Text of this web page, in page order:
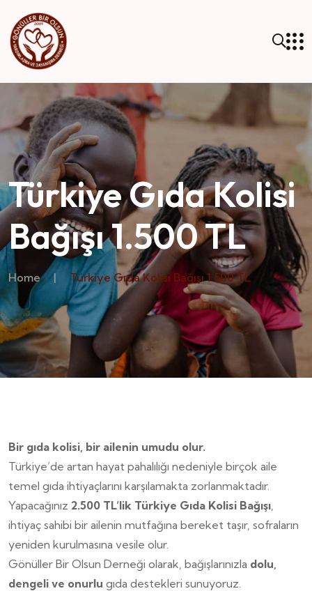
Türkiye Gıda Kolisi
Bağışı 1.500 TL
Home | Türkiye Gıda Kolisi Bağışı 1.500 TL
Bir gıda kolisi, bir ailenin umudu olur.
Türkiye’de artan hayat pahalılığı nedeniyle birçok aile
temel gıda ihtiyaçlarını karşılamakta zorlanmaktadır.
Yapacağınız 2.500 TL’lik Türkiye Gıda Kolisi Bağışı,
ihtiyaç sahibi bir ailenin mutfağına bereket taşır, sofraların
yeniden kurulmasına vesile olur.
Gönüller Bir Olsun Derneği olarak, bağışlarınızla dolu,
dengeli ve onurlu gıda destekleri sunuyoruz.